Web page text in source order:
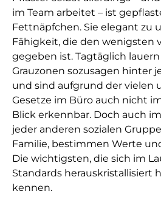
im Team arbeitet – ist
Fettnäpfchen. Sie elegant zu
Fähigkeit, die den wenigsten
gegeben ist. Tagtäglich
Grauzonen sozusagen hinter
und sind aufgrund der vielen
Gesetze im Büro auch nicht
Blick erkennbar. Doch auch
jeder anderen sozialen
Familie, bestimmen Werte
Die wichtigsten, die sich im
Standards herauskristallisiert
kennen.